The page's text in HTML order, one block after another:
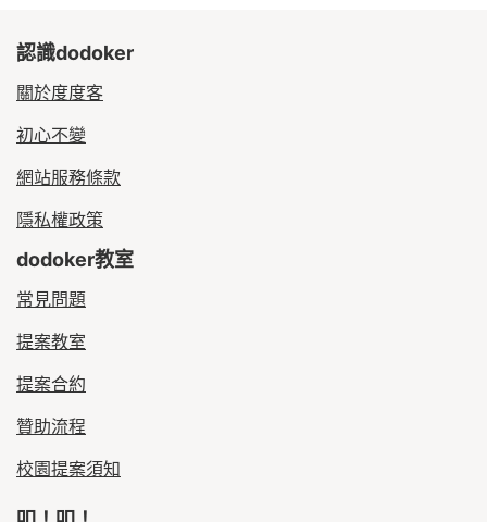
認識dodoker
關於度度客
初心不變
網站服務條款
隱私權政策
dodoker教室
常見問題
提案教室
提案合約
贊助流程
校園提案須知